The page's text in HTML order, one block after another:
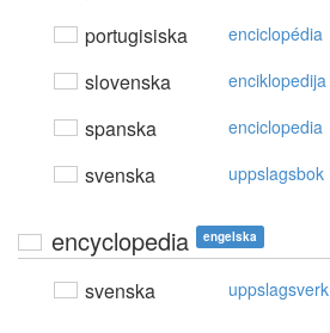
portugisiska enciclopédia
slovenska enciklopedija
spanska enciclopedia
svenska uppslagsbok
encyclopedia engelska
svenska uppslagsverk